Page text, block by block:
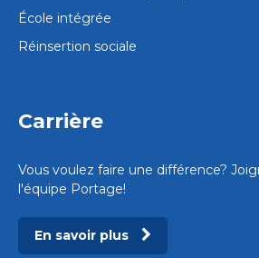
École intégrée
Réinsertion sociale
Carrière
Vous voulez faire une différence?
l'équipe Portage!
En savoir plus